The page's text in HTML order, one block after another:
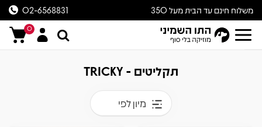
משלוח חינם עד הבית מעל 350
ש״ח
02-6568831
0
תקליטים - TRICKY
מיון לפי